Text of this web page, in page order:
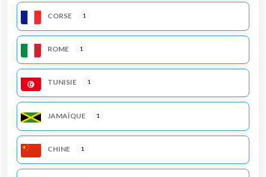
CORSE 1
ROME 1
TUNISIE 1
JAMAÏQUE 1
CHINE 1